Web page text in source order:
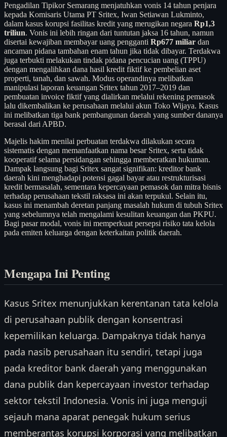
Pengadilan Tipikor Semarang menjatuhkan vonis 14 tahun penjara
kepada Komisaris Utama PT Sritex, Iwan Setiawan Lukminto,
dalam kasus korupsi fasilitas kredit yang merugikan negara Rp1,3
triliun. Vonis ini lebih ringan dari tuntutan jaksa 16 tahun, namun
disertai kewajiban membayar uang pengganti Rp677 miliar dan
ancaman pidana tambahan enam tahun jika tidak dibayar. Terdakwa
juga terbukti melakukan tindak pidana pencucian uang (TPPU)
dengan mengalihkan dana hasil kredit fiktif ke pembelian aset
properti, tanah, dan sawah. Modus operandinya melibatkan
manipulasi laporan keuangan Sritex tahun 2017–2019 dan
pembuatan invoice fiktif yang dialirkan melalui rekening pemasok
lalu dikembalikan ke perusahaan melalui akun Toko Wijaya. Kasus
ini melibatkan tiga bank pembangunan daerah yang sumber dananya
berasal dari APBD.
Majelis hakim menilai perbuatan terdakwa dilakukan secara
sistematis dengan memanfaatkan nama besar Sritex, serta tidak
kooperatif selama persidangan sehingga memberatkan hukuman.
Dampak langsung bagi Sritex sangat signifikan: kreditor bank
daerah kini menghadapi potensi gagal bayar atau restrukturisasi
kredit bermasalah, sementara kepercayaan pemasok dan mitra bisnis
terhadap perusahaan tekstil raksasa ini akan terpukul. Selain itu,
kasus ini menambah deretan panjang masalah hukum di tubuh Sritex
yang sebelumnya telah mengalami kesulitan keuangan dan PKPU.
Bagi pasar modal, vonis ini memperkuat persepsi risiko tata kelola
pada emiten keluarga dengan keterkaitan politik daerah.
Mengapa Ini Penting
Kasus Sritex menunjukkan kerentanan tata kelola
di perusahaan publik dengan konsentrasi
kepemilikan keluarga. Dampaknya tidak hanya
pada nasib perusahaan itu sendiri, tetapi juga
pada kreditor bank daerah yang menggunakan
dana publik dan kepercayaan investor terhadap
sektor tekstil Indonesia. Vonis ini juga menguji
sejauh mana aparat penegak hukum serius
memberantas korupsi korporasi yang melibatkan